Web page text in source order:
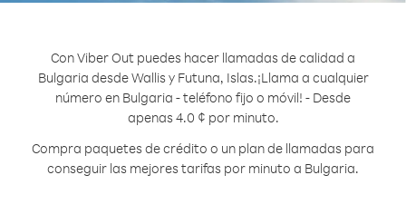
Con Viber Out puedes hacer llamadas de calidad a
Bulgaria desde Wallis y Futuna, Islas.¡Llama a cualquier
número en Bulgaria - teléfono fijo o móvil! - Desde
apenas 4.0 ¢ por minuto.
Compra paquetes de crédito o un plan de llamadas para
conseguir las mejores tarifas por minuto a Bulgaria.